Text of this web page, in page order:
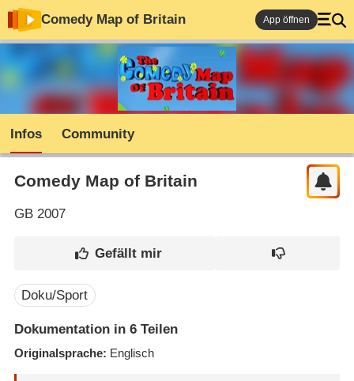
Comedy Map of Britain App öffnen
Infos Community
Comedy Map of Britain
GB2007
Doku/Sport
Dokumentation in 6 Teilen
Originalsprache Englisch